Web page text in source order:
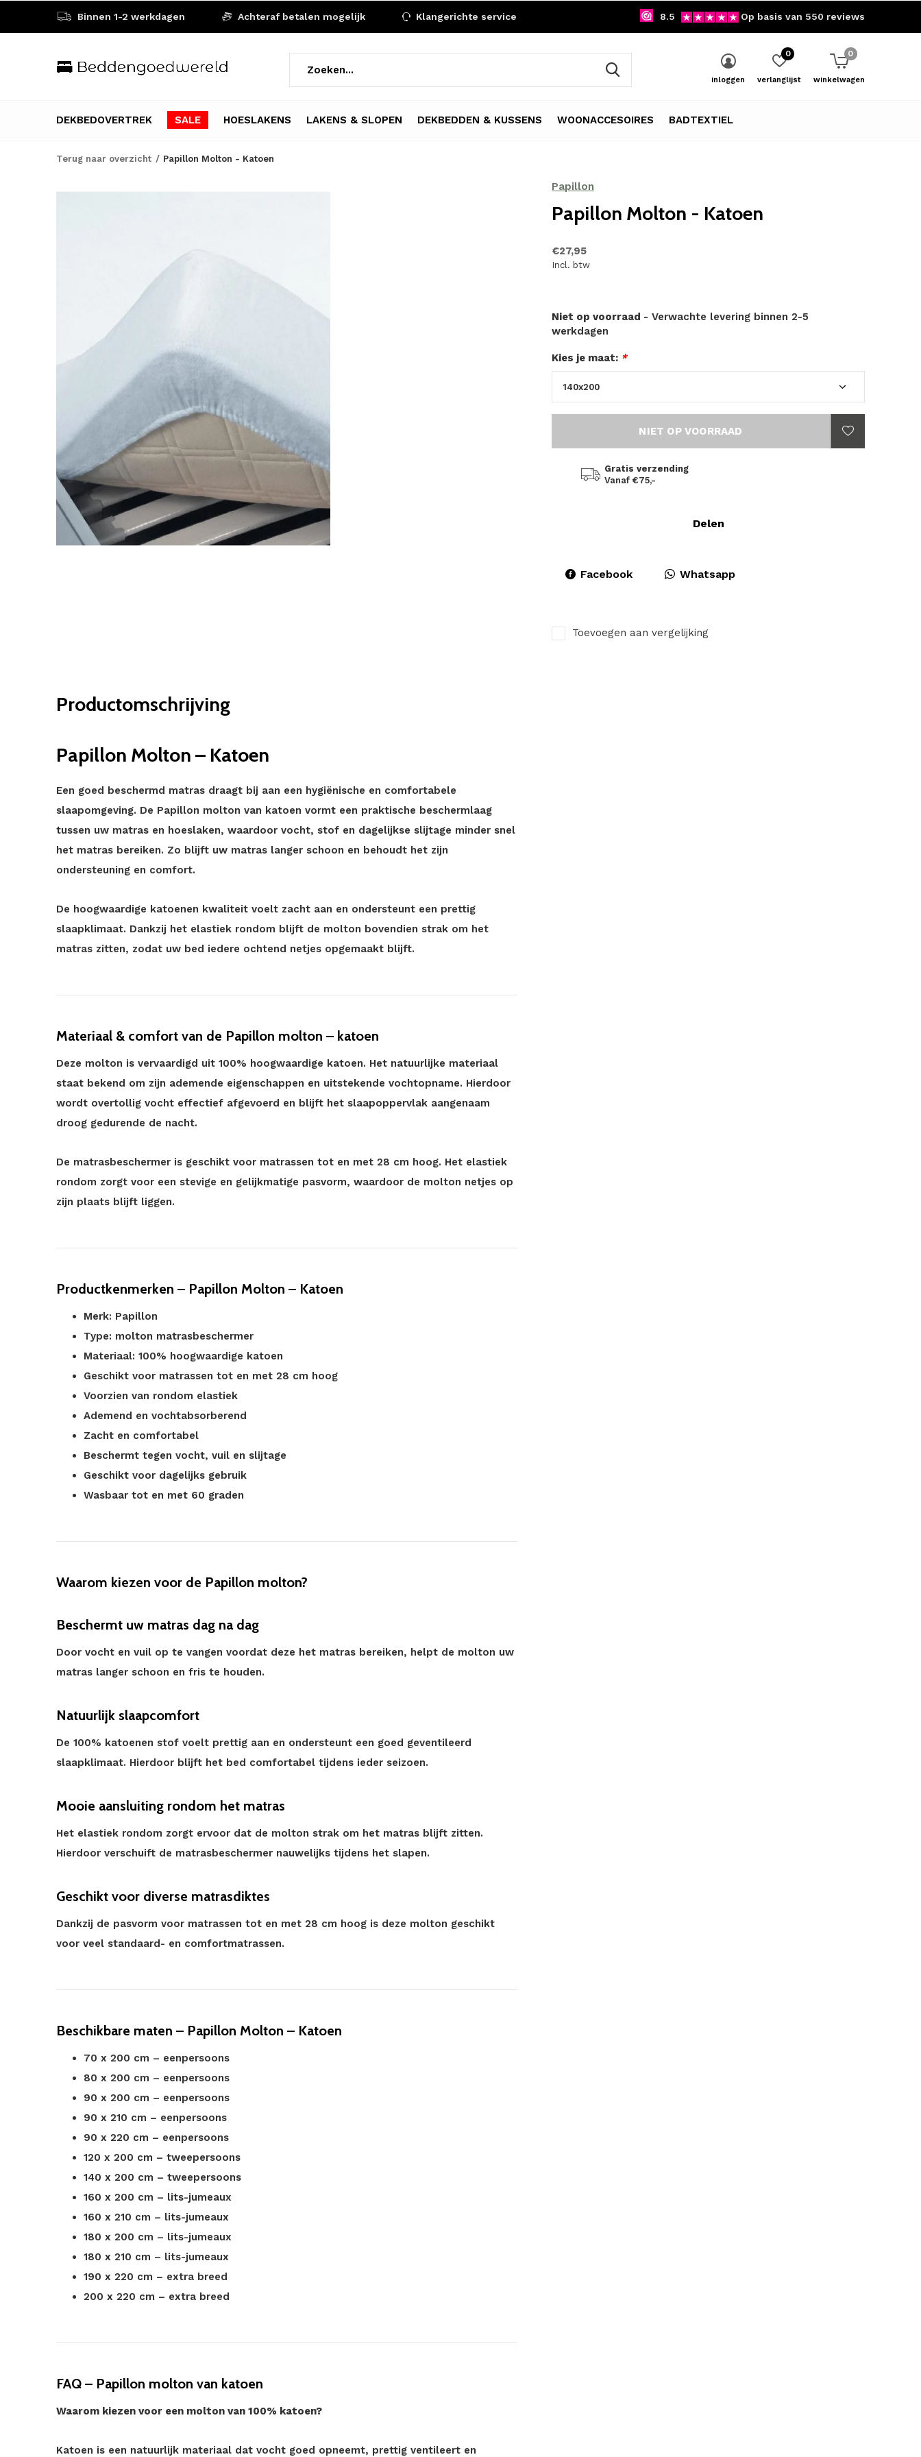
DEKBEDOVERTREK SALE HOESLAKENS LAKENS & SLOPEN DEKBEDDEN & KUSSENS WOONACCESOIRES BADTEXTIEL
inloggen verlanglijst
0
winkelwagen
0
Binnen 1-2 werkdagen Achteraf betalen mogelijk Klangerichte service 8.5 Op basis van 550 reviews
Terug naar overzicht Papillon Molton - Katoen
Papillon
Papillon Molton - Katoen
€27,95
Incl. btw
Niet op voorraad - Verwachte levering binnen 2-5
werkdagen
Kies je maat: *
NIET OP VOORRAAD
Gratis verzending
Vanaf €75,-
Delen
Facebook Whatsapp
Toevoegen aan vergelijking
Productomschrijving
Papillon Molton – Katoen
Een goed beschermd matras draagt bij aan een hygiënische en comfortabele
slaapomgeving. De Papillon molton van katoen vormt een praktische beschermlaag
tussen uw matras en hoeslaken, waardoor vocht, stof en dagelijkse slijtage minder snel
het matras bereiken. Zo blijft uw matras langer schoon en behoudt het zijn
ondersteuning en comfort.
De hoogwaardige katoenen kwaliteit voelt zacht aan en ondersteunt een prettig
slaapklimaat. Dankzij het elastiek rondom blijft de molton bovendien strak om het
matras zitten, zodat uw bed iedere ochtend netjes opgemaakt blijft.
Materiaal & comfort van de Papillon molton – katoen
Deze molton is vervaardigd uit 100% hoogwaardige katoen. Het natuurlijke materiaal
staat bekend om zijn ademende eigenschappen en uitstekende vochtopname. Hierdoor
wordt overtollig vocht effectief afgevoerd en blijft het slaapoppervlak aangenaam
droog gedurende de nacht.
De matrasbeschermer is geschikt voor matrassen tot en met 28 cm hoog. Het elastiek
rondom zorgt voor een stevige en gelijkmatige pasvorm, waardoor de molton netjes op
zijn plaats blijft liggen.
Productkenmerken – Papillon Molton – Katoen
Merk: Papillon
Type: molton matrasbeschermer
Materiaal: 100% hoogwaardige katoen
Geschikt voor matrassen tot en met 28 cm hoog
Voorzien van rondom elastiek
Ademend en vochtabsorberend
Zacht en comfortabel
Beschermt tegen vocht, vuil en slijtage
Geschikt voor dagelijks gebruik
Wasbaar tot en met 60 graden
Waarom kiezen voor de Papillon molton?
Beschermt uw matras dag na dag
Door vocht en vuil op te vangen voordat deze het matras bereiken, helpt de molton uw
matras langer schoon en fris te houden.
Natuurlijk slaapcomfort
De 100% katoenen stof voelt prettig aan en ondersteunt een goed geventileerd
slaapklimaat. Hierdoor blijft het bed comfortabel tijdens ieder seizoen.
Mooie aansluiting rondom het matras
Het elastiek rondom zorgt ervoor dat de molton strak om het matras blijft zitten.
Hierdoor verschuift de matrasbeschermer nauwelijks tijdens het slapen.
Geschikt voor diverse matrasdiktes
Dankzij de pasvorm voor matrassen tot en met 28 cm hoog is deze molton geschikt
voor veel standaard- en comfortmatrassen.
Beschikbare maten – Papillon Molton – Katoen
70 x 200 cm – eenpersoons
80 x 200 cm – eenpersoons
90 x 200 cm – eenpersoons
90 x 210 cm – eenpersoons
90 x 220 cm – eenpersoons
120 x 200 cm – tweepersoons
140 x 200 cm – tweepersoons
160 x 200 cm – lits-jumeaux
160 x 210 cm – lits-jumeaux
180 x 200 cm – lits-jumeaux
180 x 210 cm – lits-jumeaux
190 x 220 cm – extra breed
200 x 220 cm – extra breed
FAQ – Papillon molton van katoen
Waarom kiezen voor een molton van 100% katoen?
Katoen is een natuurlijk materiaal dat vocht goed opneemt, prettig ventileert en